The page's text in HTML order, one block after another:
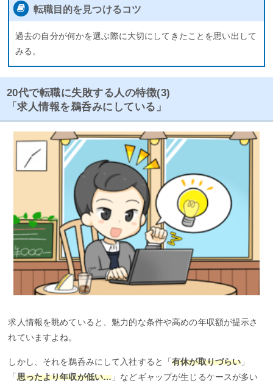
転職目的を見つけるコツ
過去の自分が何かを選ぶ際に大切にしてきたことを思い出して
みる。
20代で転職に失敗する人の特徴(3)
「求人情報を鵜呑みにしている」
求人情報を眺めていると、魅力的な条件や高めの年収額が提示さ
れていますよね。
しかし、それを鵜呑みにして入社すると「有休が取りづらい 」
「 思ったより年収が低い… 」などギャップが生じるケースが多い